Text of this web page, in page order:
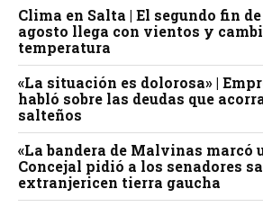
Clima en Salta | El segundo fin
agosto llega con vientos y
temperatura
«La situación es dolorosa» |
habló sobre las deudas que
salteños
«La bandera de Malvinas marcó
Concejal pidió a los senadores
extranjericen tierra gaucha